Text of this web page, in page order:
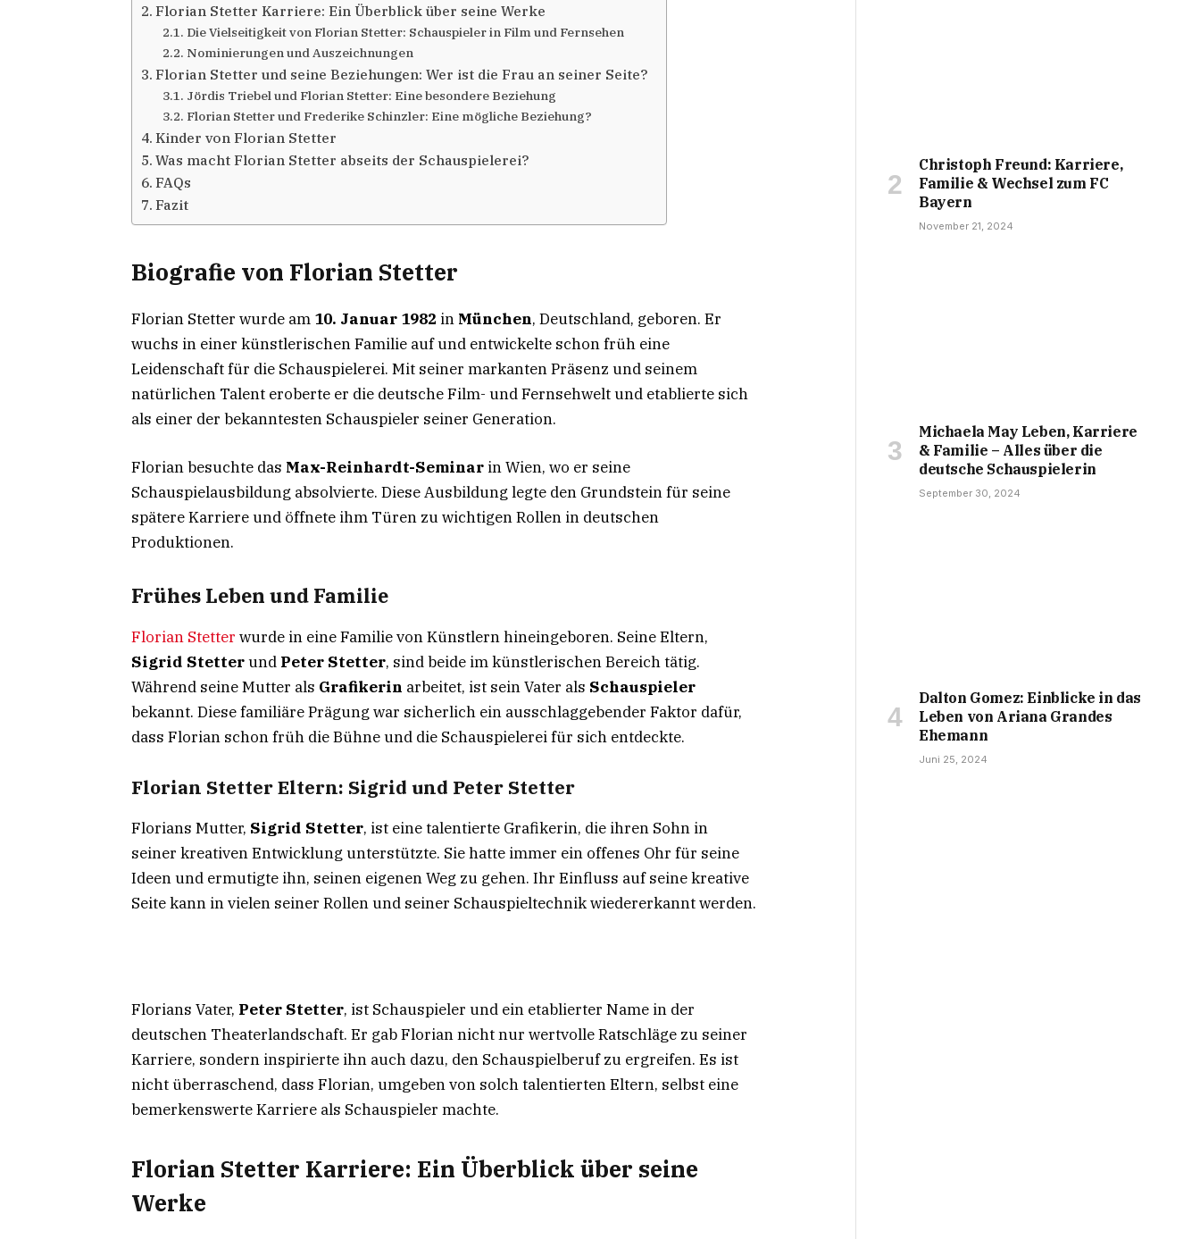
Florian Stetter Karriere: Ein Überblick über seine Werke
Die Vielseitigkeit von Florian Stetter: Schauspieler in Film und Fernsehen
Nominierungen und Auszeichnungen
Florian Stetter und seine Beziehungen: Wer ist die Frau an seiner Seite?
Jördis Triebel und Florian Stetter: Eine besondere Beziehung
Florian Stetter und Frederike Schinzler: Eine mögliche Beziehung?
Kinder von Florian Stetter
Was macht Florian Stetter abseits der Schauspielerei?
FAQs
Fazit
Biografie von Florian Stetter
Florian Stetter wurde am 10. Januar 1982 in München, Deutschland, geboren. Er
wuchs in einer künstlerischen Familie auf und entwickelte schon früh eine
Leidenschaft für die Schauspielerei. Mit seiner markanten Präsenz und seinem
natürlichen Talent eroberte er die deutsche Film- und Fernsehwelt und etablierte sich
als einer der bekanntesten Schauspieler seiner Generation.
Florian besuchte das Max-Reinhardt-Seminar in Wien, wo er seine
Schauspielausbildung absolvierte. Diese Ausbildung legte den Grundstein für seine
spätere Karriere und öffnete ihm Türen zu wichtigen Rollen in deutschen
Produktionen.
Frühes Leben und Familie
Florian Stetter wurde in eine Familie von Künstlern hineingeboren. Seine Eltern,
Sigrid Stetterund Peter Stetter, sind beide im künstlerischen Bereich tätig.
Während seine Mutter als Grafikerin arbeitet, ist sein Vater als Schauspieler
bekannt. Diese familiäre Prägung war sicherlich ein ausschlaggebender Faktor dafür,
dass Florian schon früh die Bühne und die Schauspielerei für sich entdeckte.
Florian Stetter Eltern: Sigrid und Peter Stetter
Florians Mutter, Sigrid Stetter, ist eine talentierte Grafikerin, die ihren Sohn in
seiner kreativen Entwicklung unterstützte. Sie hatte immer ein offenes Ohr für seine
Ideen und ermutigte ihn, seinen eigenen Weg zu gehen. Ihr Einfluss auf seine kreative
Seite kann in vielen seiner Rollen und seiner Schauspieltechnik wiedererkannt werden.
Florians Vater, Peter Stetter, ist Schauspieler und ein etablierter Name in der
deutschen Theaterlandschaft. Er gab Florian nicht nur wertvolle Ratschläge zu seiner
Karriere, sondern inspirierte ihn auch dazu, den Schauspielberuf zu ergreifen. Es ist
nicht überraschend, dass Florian, umgeben von solch talentierten Eltern, selbst eine
bemerkenswerte Karriere als Schauspieler machte.
Florian Stetter Karriere: Ein Überblick über seine
Werke
Christoph Freund: Karriere,
Familie & Wechsel zum FC
Bayern
November 21, 2024
Michaela May Leben, Karriere
& Familie – Alles über die
deutsche Schauspielerin
September 30, 2024
Dalton Gomez: Einblicke in das
Leben von Ariana Grandes
Ehemann
Juni 25, 2024